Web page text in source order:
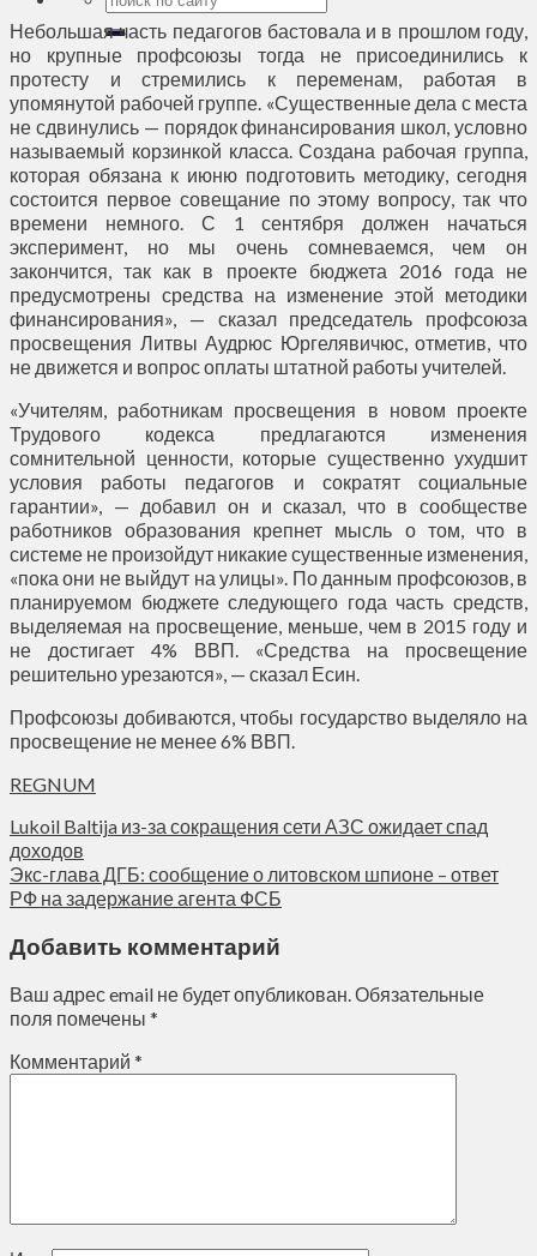
Небольшая часть педагогов бастовала и в прошлом году,
но крупные профсоюзы тогда не присоединились к
протесту и стремились к переменам, работая в
упомянутой рабочей группе. «Существенные дела с места
не сдвинулись — порядок финансирования школ, условно
называемый корзинкой класса. Создана рабочая группа,
которая обязана к июню подготовить методику, сегодня
состоится первое совещание по этому вопросу, так что
времени немного. С 1 сентября должен начаться
эксперимент, но мы очень сомневаемся, чем он
закончится, так как в проекте бюджета 2016 года не
предусмотрены средства на изменение этой методики
финансирования», — сказал председатель профсоюза
просвещения Литвы Аудрюс Юргелявичюс, отметив, что
не движется и вопрос оплаты штатной работы учителей.
«Учителям, работникам просвещения в новом проекте
Трудового кодекса предлагаются изменения
сомнительной ценности, которые существенно ухудшит
условия работы педагогов и сократят социальные
гарантии», — добавил он и сказал, что в сообществе
работников образования крепнет мысль о том, что в
системе не произойдут никакие существенные изменения,
«пока они не выйдут на улицы». По данным профсоюзов, в
планируемом бюджете следующего года часть средств,
выделяемая на просвещение, меньше, чем в 2015 году и
не достигает 4% ВВП. «Средства на просвещение
решительно урезаются», — сказал Есин.
Профсоюзы добиваются, чтобы государство выделяло на
просвещение не менее 6% ВВП.
REGNUM
Lukoil Baltija из-за сокращения сети АЗС ожидает спад
доходов
Экс-глава ДГБ: сообщение о литовском шпионе – ответ
РФ на задержание агента ФСБ
Добавить комментарий
Ваш адрес email не будет опубликован.Обязательные
поля помечены *
Комментарий *